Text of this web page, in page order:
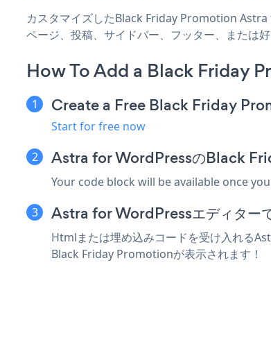
カスタマイズしたBlack Friday Promotion
ページ、投稿、サイドバー、フッター、または
How To Add a Black Friday
Create a Free Black Friday
Start for free now
Astra for WordPressのBlack
Your code block will be available once
Astra for WordPressエディター
Htmlまたは埋め込みコードを受け入れる
Black Friday Promotionが表示されます！